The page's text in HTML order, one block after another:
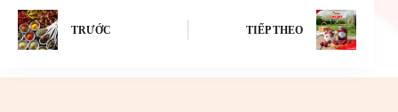
TRƯỚC TIẾP THEO